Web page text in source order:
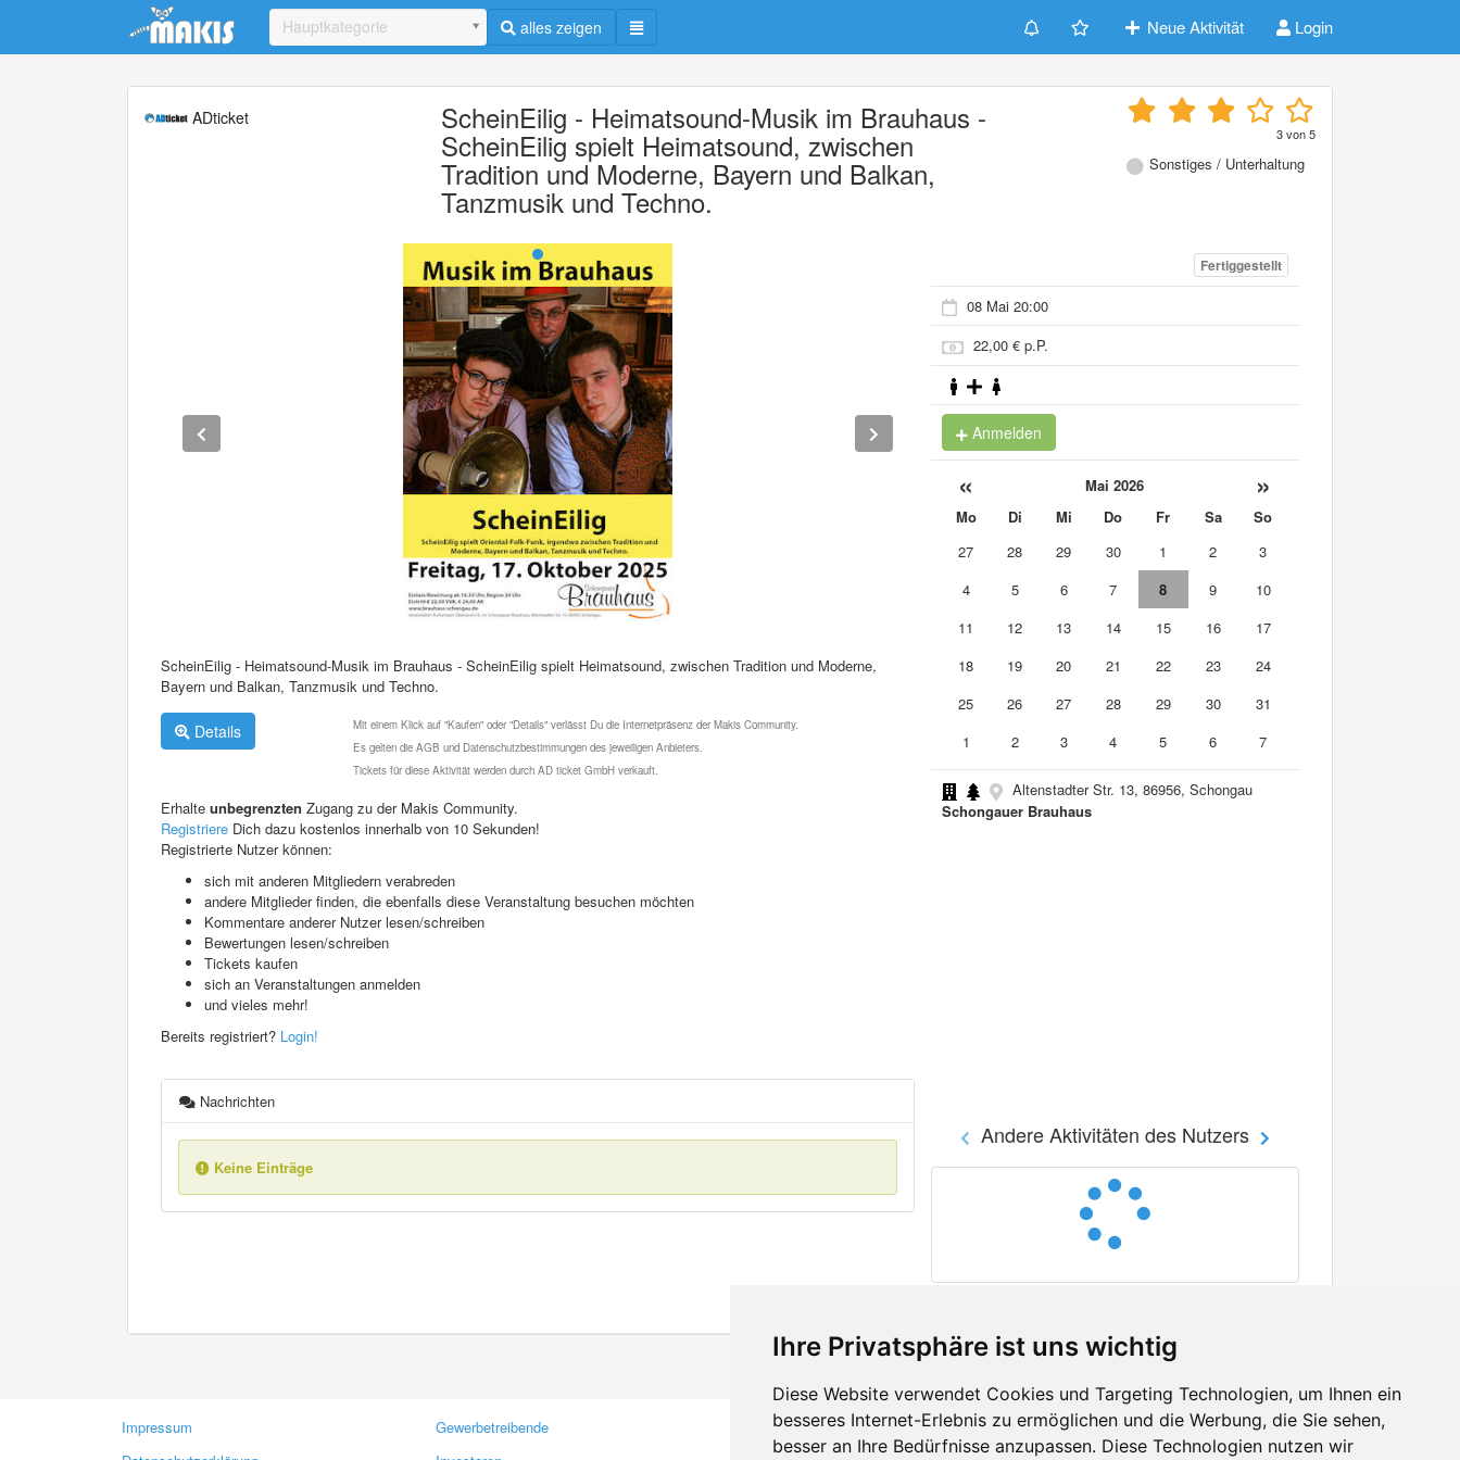
Ihre Privatsphäre ist uns wichtig
Diese Website verwendet Cookies und Targeting Technologien, um Ihnen ein
besseres Internet-Erlebnis zu ermöglichen und die Werbung, die Sie sehen,
besser an Ihre Bedürfnisse anzupassen. Diese Technologien nutzen wir
Update cookies preferences
Hauptkategorie alles zeigen Neue Aktivität Login
ADticket ScheinEilig - Heimatsound-Musik im Brauhaus -
ScheinEilig spielt Heimatsound, zwischen
Tradition und Moderne, Bayern und Balkan,
Tanzmusik und Techno.
3von5
Sonstiges / Unterhaltung
ScheinEilig - Heimatsound-Musik im Brauhaus - ScheinEilig spielt Heimatsound, zwischen Tradition und Moderne,
Bayern und Balkan, Tanzmusik und Techno.
Details
Mit einem Klick auf "Kaufen" oder "Details" verlässt Du die Internetpräsenz der Makis Community.
Es gelten die AGB und Datenschutzbestimmungen des jeweiligen Anbieters.
Tickets für diese Aktivität werden durch AD ticket GmbH verkauft.
Erhalte unbegrenzten Zugang zu der Makis Community.
Registriere Dich dazu kostenlos innerhalb von 10 Sekunden!
Registrierte Nutzer können:
sich mit anderen Mitgliedern verabreden
andere Mitglieder finden, die ebenfalls diese Veranstaltung besuchen möchten
Kommentare anderer Nutzer lesen/schreiben
Bewertungen lesen/schreiben
Tickets kaufen
sich an Veranstaltungen anmelden
und vieles mehr!
Bereits registriert? Login!
Nachrichten
Keine Einträge
Fertiggestellt
08 Mai 20:00
22,00 € p.P.
Anmelden
« Mai 2026 »
Mo Di Mi Do Fr Sa
So
27
28 29 30 1 2
3
4
5 6 7 8 9
10
11
12 13 14 15 16
17
18
19 20 21 22 23
24
25
26 27 28 29 30
31
1
2 3 4 5 6 7
Altenstadter Str. 13, 86956, Schongau
Schongauer Brauhaus
Andere Aktivitäten des Nutzers
Impressum
Gewerbetreibende
Kontakt
Facebook